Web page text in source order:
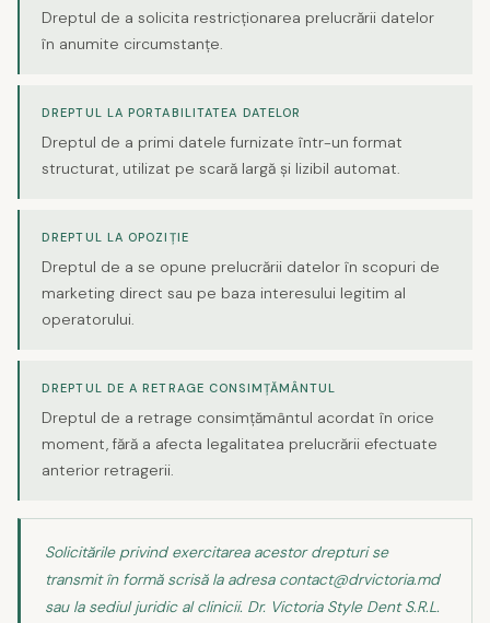
Dreptul de a solicita restricționarea prelucrării datelor
în anumite circumstanțe.
DREPTUL LA PORTABILITATEA DATELOR
Dreptul de a primi datele furnizate într-un format
structurat, utilizat pe scară largă și lizibil automat.
DREPTUL LA OPOZIȚIE
Dreptul de a se opune prelucrării datelor în scopuri de
marketing direct sau pe baza interesului legitim al
operatorului.
DREPTUL DE A RETRAGE CONSIMȚĂMÂNTUL
Dreptul de a retrage consimțământul acordat în orice
moment, fără a afecta legalitatea prelucrării efectuate
anterior retragerii.
Solicitările privind exercitarea acestor drepturi se
transmit în formă scrisă la adresa contact@drvictoria.md
sau la sediul juridic al clinicii. Dr. Victoria Style Dent S.R.L.